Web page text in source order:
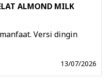
ALMOND MILK
Versi dingin
13/07/2026